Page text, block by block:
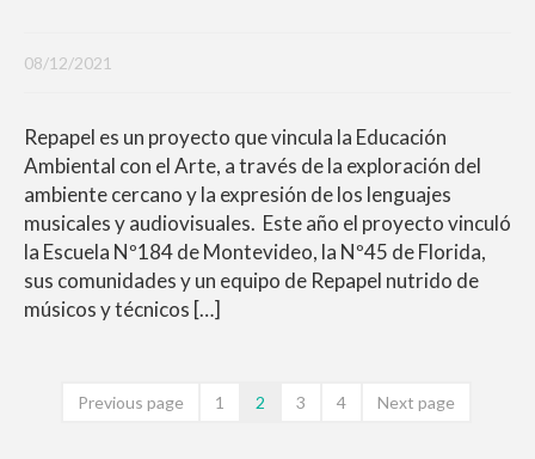
08/12/2021
Repapel es un proyecto que vincula la Educación
Ambiental con el Arte, a través de la exploración del
ambiente cercano y la expresión de los lenguajes
musicales y audiovisuales. Este año el proyecto vinculó
la Escuela Nº184 de Montevideo, la Nº45 de Florida,
sus comunidades y un equipo de Repapel nutrido de
músicos y técnicos […]
Previous page 1 2 3 4 Next page